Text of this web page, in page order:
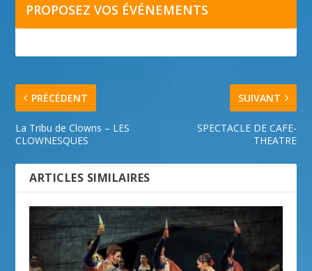
PROPOSEZ VOS ÉVÉNEMENTS
PRÉCÉDENT
La Tribu de Clowns – LES
CLOWNESQUES
SUIVANT
SPECTACLE DE CAFE-
THEATRE
ARTICLES SIMILAIRES